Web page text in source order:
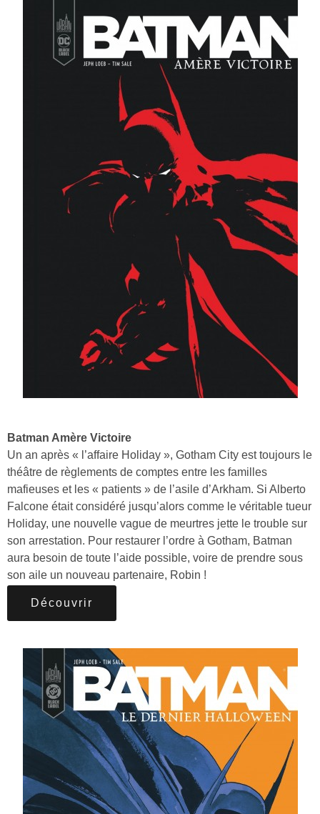
Batman Amère Victoire
Un an après « l’affaire Holiday », Gotham City est toujours le
théâtre de règlements de comptes entre les familles
mafieuses et les « patients » de l’asile d’Arkham. Si Alberto
Falcone était considéré jusqu’alors comme le véritable tueur
Holiday, une nouvelle vague de meurtres jette le trouble sur
son arrestation. Pour restaurer l’ordre à Gotham, Batman
aura besoin de toute l’aide possible, voire de prendre sous
son aile un nouveau partenaire, Robin !
Découvrir